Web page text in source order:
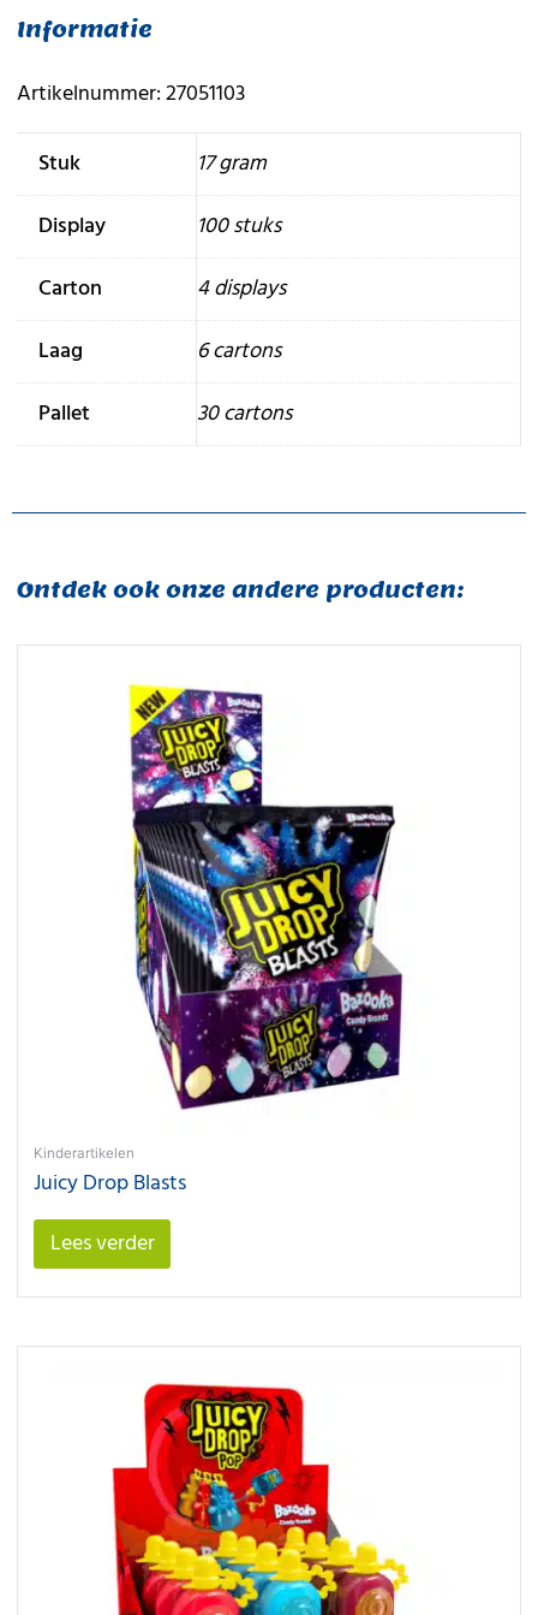
Informatie
Artikelnummer: 27051103
Stuk
17 gram
Display
100 stuks
Carton
4 displays
Laag
6 cartons
Pallet
30 cartons
Ontdek ook onze andere producten:
Kinderartikelen
Juicy Drop Blasts
Lees verder